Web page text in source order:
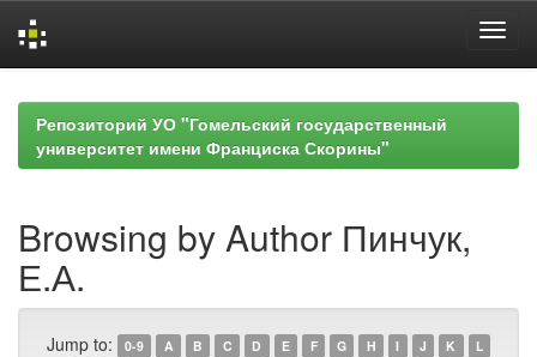
navigationРепозиторий УО "Гомельский государственный
университет имени Франциска Скорины"
Browsing by Author Пинчук,
Е.А.
Jump to: 0-9 A B C D E F G H I J K
L